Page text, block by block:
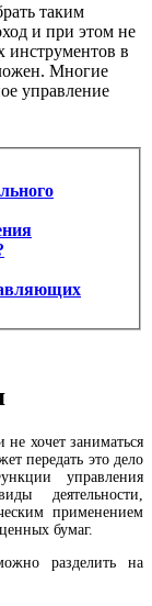
таким
и при этом не
в
Многие
управление
хочет заниматься
передать это дело
управления
деятельности,
применением
бумаг.
разделить на